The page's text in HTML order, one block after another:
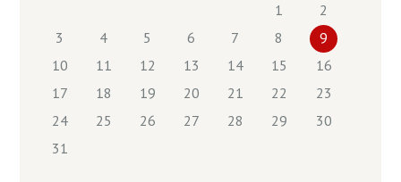
1
2
3
4 5 6 7 8
9
10
11 12 13 14 15
16
17
18 19 20 21 22
23
24
25 26 27 28 29
30
31